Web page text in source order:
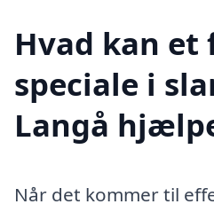
Hvad kan et
speciale i
Langå
Når det kommer til